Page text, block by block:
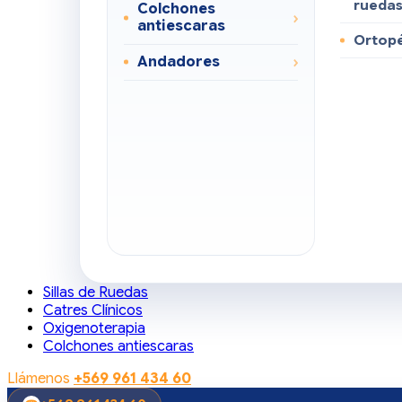
Colchones
antiescaras
Andadores
ruedas
Sillas de Ruedas
Catres Clínicos
Oxigenoterapia
Colchones antiescaras
Llámenos +569 961 434 60